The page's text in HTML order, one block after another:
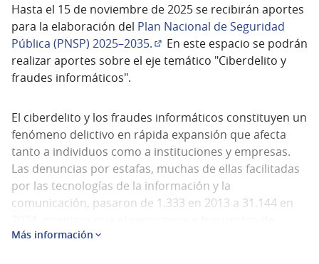
Hasta el 15 de noviembre de 2025 se recibirán aportes
para la elaboración del Plan Nacional de Seguridad
Pública (PNSP) 2025–2035.
(Abrir en una pestaña nueva)
En este espacio se podrán
realizar aportes sobre el eje temático "Ciberdelito y
fraudes informáticos".
El ciberdelito y los fraudes informáticos constituyen un
fenómeno delictivo en rápida expansión que afecta
tanto a individuos como a instituciones y empresas.
Las denuncias por estafas, muchas de ellas facilitadas
por las tecnologías de la información y la
comunicación, pasaron de 1.333 en 2013 a 31.144 en
datos), la intrusión informática (accesos e
Más información